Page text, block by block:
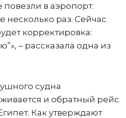
повезли в аэропорт.
несколько раз. Сейчас
корректировка:
– рассказала одна из
судна
и обратный рейс
Как утверждают